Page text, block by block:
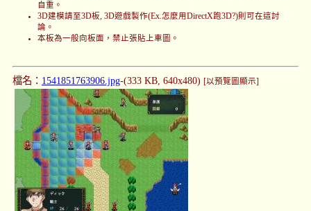
自重。
3D建模請至3D板, 3D遊戲製作(Ex.怎麼用DirectX跑3D?)則可在這討
論。
本板為一般向板面，禁止張貼上車圖。
檔名： 1541851763906.jpg-(333 KB, 640x480) [以預覽圖顯示]